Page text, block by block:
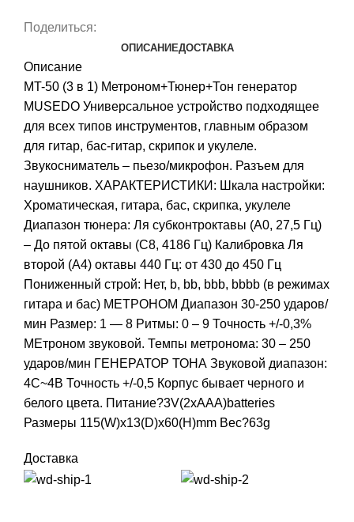
Поделиться:
ОПИСАНИЕДОСТАВКА
Описание
MT-50 (3 в 1) Метроном+Тюнер+Тон генератор
MUSEDO Универсальное устройство подходящее
для всех типов инструментов, главным образом
для гитар, бас-гитар, скрипок и укулеле.
Звукосниматель – пьезо/микрофон. Разъем для
наушников. ХАРАКТЕРИСТИКИ: Шкала настройки:
Хроматическая, гитара, бас, скрипка, укулеле
Диапазон тюнера: Ля субконтроктавы (А0, 27,5 Гц)
– До пятой октавы (С8, 4186 Гц) Калибровка Ля
второй (А4) октавы 440 Гц: от 430 до 450 Гц
Пониженный строй: Нет, b, bb, bbb, bbbb (в режимах
гитара и бас) МЕТРОНОМ Диапазон 30-250 ударов/
мин Размер: 1 — 8 Ритмы: 0 – 9 Точность +/-0,3%
МЕтроном звуковой. Темпы метронома: 30 – 250
ударов/мин ГЕНЕРАТОР ТОНА Звуковой диапазон:
4C~4B Точность +/-0,5 Корпус бывает черного и
белого цвета. Питание?3V(2xAAA)batteries
Размеры 115(W)x13(D)x60(H)mm Вес?63g
Доставка